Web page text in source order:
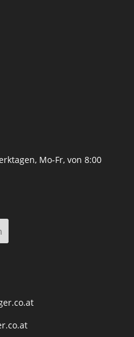
Mo-Fr, von 8:00